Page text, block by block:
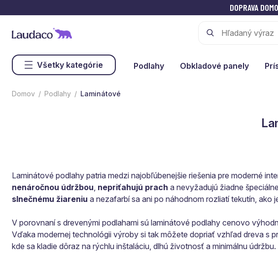
DOPRAVA
Všetky kategórie Podlahy Obkladové panely
Domov Podlahy Laminátové
Laminátové podlahy patria medzi najobľúbenejšie riešenia pre moderné
nenáročnou údržbou, nepriťahujú prach a nevyžadujú žiadne
slnečnému žiareniu a nezafarbí sa ani po náhodnom rozliatí tekutín, ako
V porovnaní s drevenými podlahami sú laminátové podlahy cenovo
Vďaka modernej technológii výroby si tak môžete dopriať vzhľad dreva s
kde sa kladie dôraz na rýchlu inštaláciu, dlhú životnosť a minimálnu údržbu.